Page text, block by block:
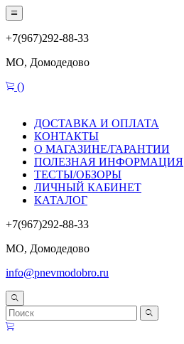
+7(967)292-88-33
МО, Домодедово
()
ДОСТАВКА И ОПЛАТА
КОНТАКТЫ
О МАГАЗИНЕ/ГАРАНТИИ
ПОЛЕЗНАЯ ИНФОРМАЦИЯ
ТЕСТЫ/ОБЗОРЫ
ЛИЧНЫЙ КАБИНЕТ
КАТАЛОГ
+7(967)292-88-33
МО, Домодедово
info@pnevmodobro.ru